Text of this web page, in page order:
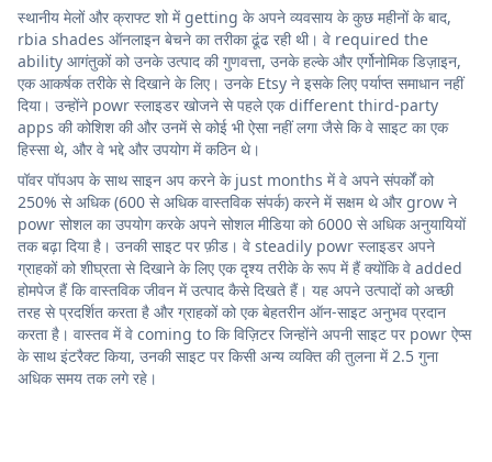
स्थानीय मेलों और क्राफ्ट शो में getting के अपने व्यवसाय के कुछ महीनों के बाद,
rbia shades ऑनलाइन बेचने का तरीका ढूंढ रही थी। वे required the
ability आगंतुकों को उनके उत्पाद की गुणवत्ता, उनके हल्के और एर्गोनोमिक डिज़ाइन,
एक आकर्षक तरीके से दिखाने के लिए। उनके Etsy ने इसके लिए पर्याप्त समाधान नहीं
दिया। उन्होंने powr स्लाइडर खोजने से पहले एक different third-party
apps की कोशिश की और उनमें से कोई भी ऐसा नहीं लगा जैसे कि वे साइट का एक
हिस्सा थे, और वे भद्दे और उपयोग में कठिन थे।
पॉवर पॉपअप के साथ साइन अप करने के just months में वे अपने संपर्कों को
250% से अधिक (600 से अधिक वास्तविक संपर्क) करने में सक्षम थे और grow ने
powr सोशल का उपयोग करके अपने सोशल मीडिया को 6000 से अधिक अनुयायियों
तक बढ़ा दिया है। उनकी साइट पर फ़ीड। वे steadily powr स्लाइडर अपने
ग्राहकों को शीघ्रता से दिखाने के लिए एक दृश्य तरीके के रूप में हैं क्योंकि वे added
होमपेज हैं कि वास्तविक जीवन में उत्पाद कैसे दिखते हैं। यह अपने उत्पादों को अच्छी
तरह से प्रदर्शित करता है और ग्राहकों को एक बेहतरीन ऑन-साइट अनुभव प्रदान
करता है। वास्तव में वे coming to कि विज़िटर जिन्होंने अपनी साइट पर powr ऐप्स
के साथ इंटरैक्ट किया, उनकी साइट पर किसी अन्य व्यक्ति की तुलना में 2.5 गुना
अधिक समय तक लगे रहे।